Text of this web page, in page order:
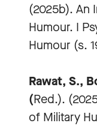
(2025b). An
Humour. I
Humour (s.
Rawat, S.,
(Red.).
of Military